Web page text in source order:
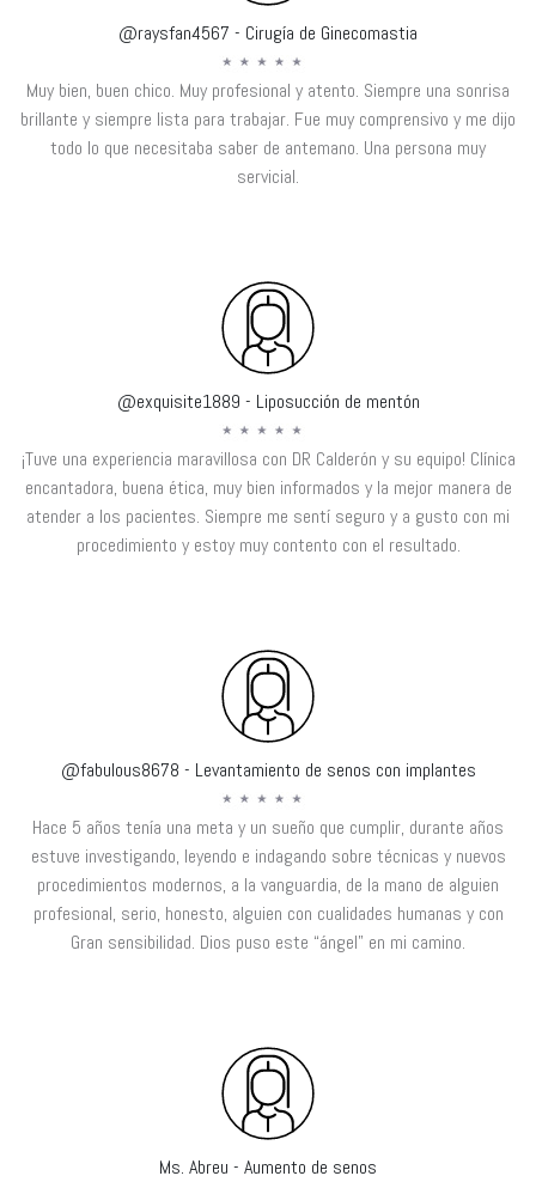
@raysfan4567 - Cirugía de Ginecomastia
Muy bien, buen chico. Muy profesional y atento. Siempre una sonrisa
brillante y siempre lista para trabajar. Fue muy comprensivo y me dijo
todo lo que necesitaba saber de antemano. Una persona muy
servicial.
@exquisite1889 - Liposucción de mentón
¡Tuve una experiencia maravillosa con DR Calderón y su equipo! Clínica
encantadora, buena ética, muy bien informados y la mejor manera de
atender a los pacientes. Siempre me sentí seguro y a gusto con mi
procedimiento y estoy muy contento con el resultado.
@fabulous8678 - Levantamiento de senos con implantes
Hace 5 años tenía una meta y un sueño que cumplir, durante años
estuve investigando, leyendo e indagando sobre técnicas y nuevos
procedimientos modernos, a la vanguardia, de la mano de alguien
profesional, serio, honesto, alguien con cualidades humanas y con
Gran sensibilidad. Dios puso este “ángel” en mi camino.
Ms. Abreu - Aumento de senos